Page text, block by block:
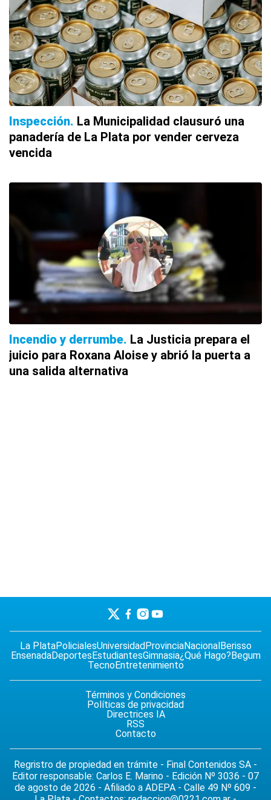
Inspección La Municipalidad clausuró una
panadería de La Plata por vender cerveza
vencida
Incendio y derrumbe La Justicia prepara el
juicio para Roxana Aloise y abrió la puerta a
una salida alternativa
La PlataPolicialesUniversidadProvinciaNacionalBerisso
EnsenadaDeportesEstudiantesGimnasia¿Qué Hago?Begum
TecnoEntretenimiento
Términos y Condiciones
Políticas de privacidad
Directrices IA
RSS
Contacto
Regristro de propiedad en trámite - Final Contenidos SA -
Editor responsable: Carlos E. Marino - Edición Nº 3036 - 07
de agosto de 2026 - Afiliado a ADEPA - Calle 49 Nº 609 -